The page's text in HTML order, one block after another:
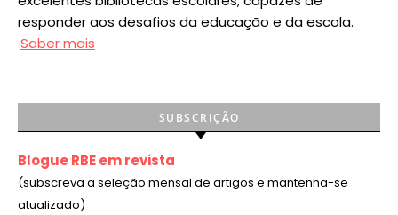
responder aos desafios da educação e da escola.
Saber mais
SUBSCRIÇÃO
Blogue RBE em revista
(subscreva a seleção mensal de artigos e mantenha-se
atualizado)